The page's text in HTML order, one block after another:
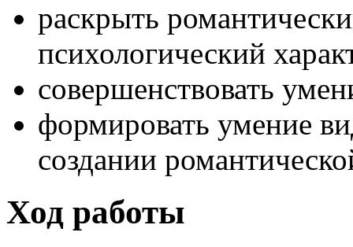
раскрыть
психологический
совершенствовать
формировать умение
создании
Ход работы